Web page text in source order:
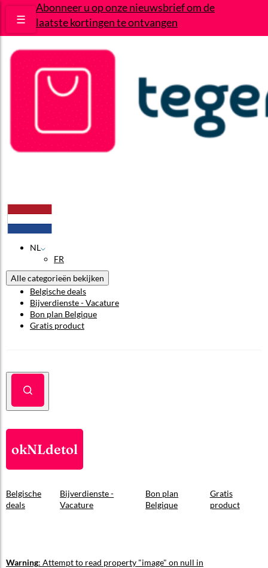
Abonneer u op onze nieuwsbrief om de
laatste kortingen te ontvangen
☰
NL
FR
Alle categorieën bekijken
Belgische deals
Bijverdienste - Vacature
Bon plan Belgique
Gratis product
okNLdetol
Belgische
deals
Bijverdienste -
Vacature
Bon plan
Belgique
Gratis
product
Warning: Attempt to read property "image" on null in